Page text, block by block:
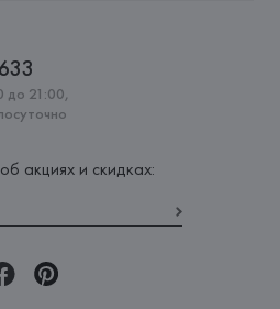
до 21:00,
акциях и скидках: